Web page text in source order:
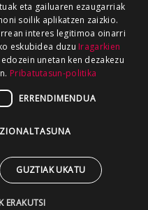
eta gailuaren ezaugarriak
soilik aplikatzen zaizkio.
interes legitimoa oinarri
eskubidea duzu Iragarkien
unetan ken dezakezu
Pribatutasun-politika
ERRENDIMENDUA
GUZTIAK UKATU
ERAKUTSI